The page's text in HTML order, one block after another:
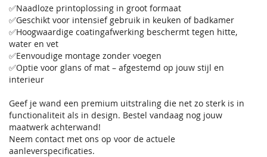
✅Naadloze printoplossing in groot formaat
✅Geschikt voor intensief gebruik in keuken of badkamer
✅Hoogwaardige coatingafwerking beschermt tegen hitte,
water en vet
✅Eenvoudige montage zonder voegen
✅Optie voor glans of mat – afgestemd op jouw stijl en
interieur
Geef je wand een premium uitstraling die net zo sterk is in
functionaliteit als in design. Bestel vandaag nog jouw
maatwerk achterwand!
Neem contact met ons op voor de actuele
aanleverspecificaties.